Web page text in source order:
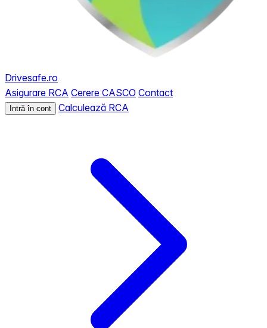
Drivesafe.ro
Asigurare RCA Cerere CASCO Contact
Intră în cont Calculează RCA